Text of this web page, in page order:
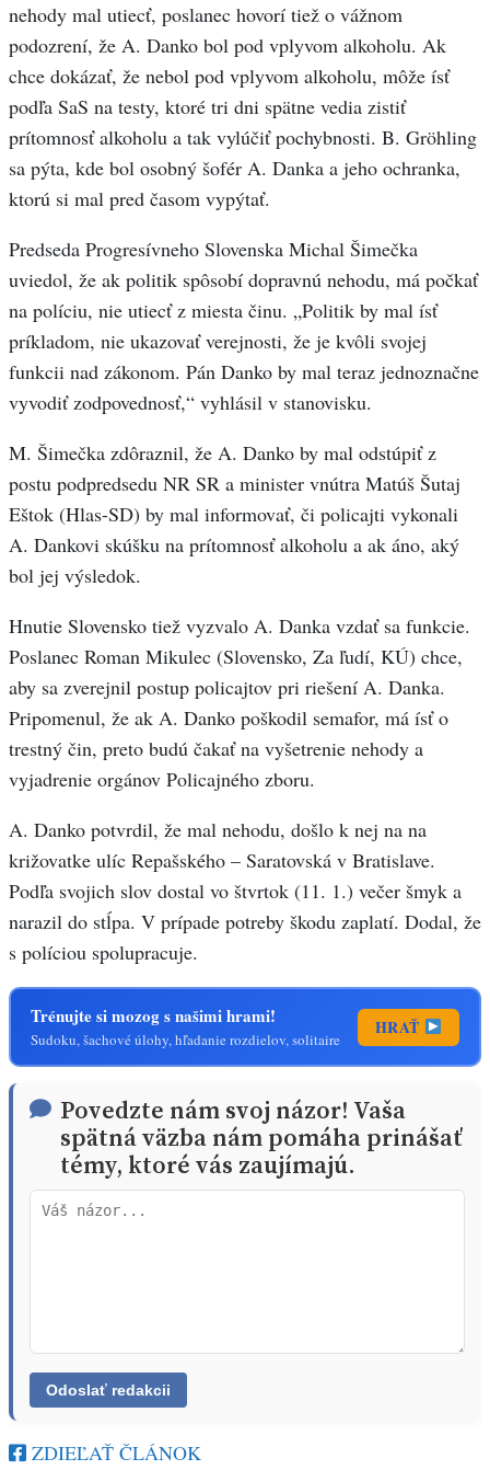
nehody mal utiecť, poslanec hovorí tiež o vážnom
podozrení, že A. Danko bol pod vplyvom alkoholu. Ak
chce dokázať, že nebol pod vplyvom alkoholu, môže ísť
podľa SaS na testy, ktoré tri dni spätne vedia zistiť
prítomnosť alkoholu a tak vylúčiť pochybnosti. B. Gröhling
sa pýta, kde bol osobný šofér A. Danka a jeho ochranka,
ktorú si mal pred časom vypýtať.
Predseda Progresívneho Slovenska Michal Šimečka
uviedol, že ak politik spôsobí dopravnú nehodu, má počkať
na políciu, nie utiecť z miesta činu. „Politik by mal ísť
príkladom, nie ukazovať verejnosti, že je kvôli svojej
funkcii nad zákonom. Pán Danko by mal teraz jednoznačne
vyvodiť zodpovednosť,“ vyhlásil v stanovisku.
M. Šimečka zdôraznil, že A. Danko by mal odstúpiť z
postu podpredsedu NR SR a minister vnútra Matúš Šutaj
Eštok (Hlas-SD) by mal informovať, či policajti vykonali
A. Dankovi skúšku na prítomnosť alkoholu a ak áno, aký
bol jej výsledok.
Hnutie Slovensko tiež vyzvalo A. Danka vzdať sa funkcie.
Poslanec Roman Mikulec (Slovensko, Za ľudí, KÚ) chce,
aby sa zverejnil postup policajtov pri riešení A. Danka.
Pripomenul, že ak A. Danko poškodil semafor, má ísť o
trestný čin, preto budú čakať na vyšetrenie nehody a
vyjadrenie orgánov Policajného zboru.
A. Danko potvrdil, že mal nehodu, došlo k nej na na
križovatke ulíc Repašského – Saratovská v Bratislave.
Podľa svojich slov dostal vo štvrtok (11. 1.) večer šmyk a
narazil do stĺpa. V prípade potreby škodu zaplatí. Dodal, že
s políciou spolupracuje.
Trénujte si mozog s našimi hrami!
Sudoku, šachové úlohy, hľadanie rozdielov, solitaire
HRAŤ
Povedzte nám svoj názor! Vaša
spätná väzba nám pomáha prinášať
témy, ktoré vás zaujímajú.
ZDIEĽAŤ ČLÁNOK